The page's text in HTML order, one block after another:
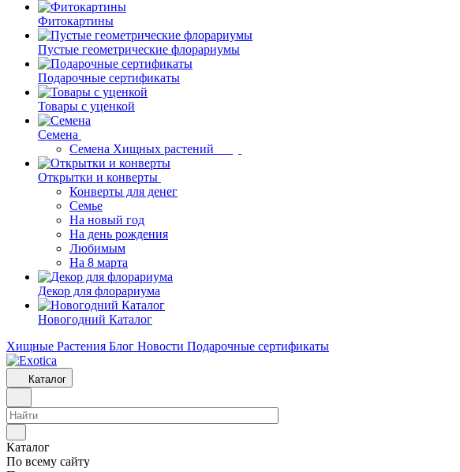
Фитокартины
Пустые геометрические флорариумы
Подарочные сертификаты
Товары с уценкой
Семена
Семена Хищных растений
Открытки и конверты
Конверты для денег
Семье
На новый год
На день рождения
Любимым
На 8 марта
Декор для флорариума
Новогодний Каталог
Хищные Растения Блог Новости Подарочные сертификаты
Каталог
Каталог
По всему сайту